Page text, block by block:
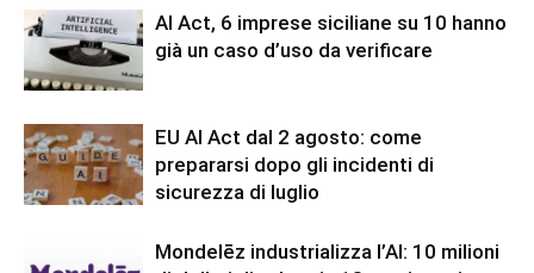
AI Act, 6 imprese siciliane su 10 hanno
già un caso d’uso da verificare
EU AI Act dal 2 agosto: come
prepararsi dopo gli incidenti di
sicurezza di luglio
Mondelēz industrializza l’AI: 10 milioni